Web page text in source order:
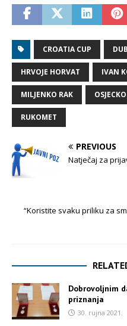
CROATIA CUP
HRVOJE HORVAT IVAN
MILJENKO RAK
RUKOMET
PREVIOUS
Natječaj za
“Koristite svaku priliku za
Dobrovoljnim
priznanja
30. rujna 2021.